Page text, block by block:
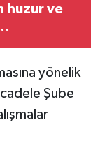
huzur ve
yönelik
Şube